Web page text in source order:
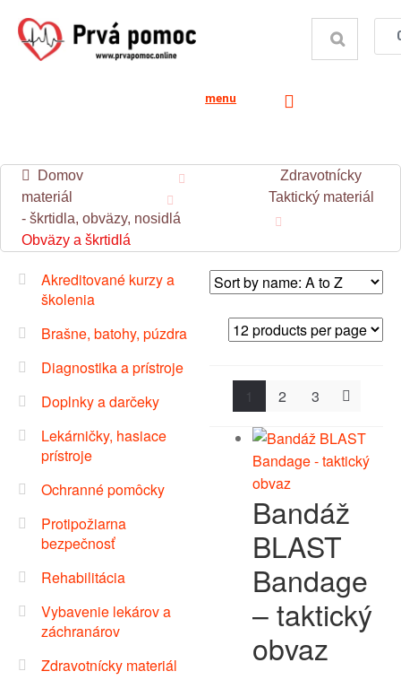
menu
Domov
Zdravotnícky
materiál
Taktický materiál
- škrtidla, obväzy, nosidlá
Obväzy a škrtidlá
Akreditované kurzy a
školenia
Brašne, batohy, púzdra
Diagnostika a prístroje
Doplnky a darčeky
Lekárničky, hasiace
prístroje
Ochranné pomôcky
Protipožiarna
bezpečnosť
Rehabilitácia
Vybavenie lekárov a
záchranárov
Zdravotnícky materiál
1 2 3
Bandáž
BLAST
Bandage
– taktický
obvaz